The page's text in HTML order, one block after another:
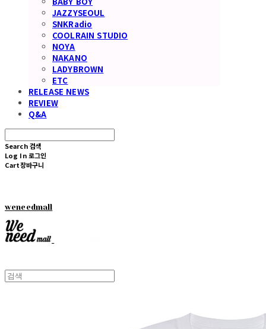
JAZZYSEOUL
SNKRadio
COOLRAIN STUDIO
NOYA
NAKANO
LADYBROWN
ETC
RELEASE NEWS
REVIEW
Q&A
Search 검색
Log In 로그인
Cart장바구니
weneedmall